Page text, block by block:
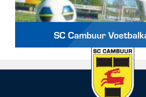
SC Cambuur